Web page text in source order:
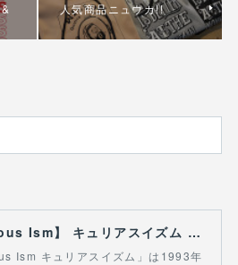
人気商品ニュウカ!!
【Curious Ism】 キュリアスイズム l スノーボードショップ サーフショップ 福島県 会津若松市 郡山市 通販
Ism キュリアスイズム」は1993年